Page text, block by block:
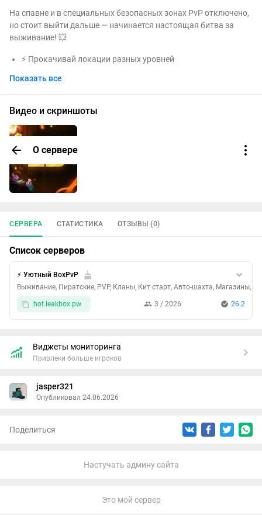
О сервере
На спавне и в специальных безопасных зонах PvP отключено,
но стоит выйти дальше — начинается настоящая битва за
выживание! 💥
⚡ Прокачивай локации разных уровней
🗡️ Собирай лучшее оружие
🏆 Стань сильнейшим игроком
💲 Продавай и зарабатывай валюту
🚀 LeakBox ждёт тебя - заходи и начинай свой путь к вершине!
Показать все
Видео и скриншоты
СЕРВЕРА СТАТИСТИКА ОТЗЫВЫ (0)
Список серверов
⚡ Уютный BoxPvP
Выживание, Пиратские, PVP, Кланы, Кит старт, Авто-шахта, Магазины,
3 / 2026 26.2
hot.leakbox.pw
Виджеты мониторинга
Привлеки больше игроков
jasper321
Опубликовал 24.06.2026
Поделиться
Настучать админу сайта
Это мой сервер